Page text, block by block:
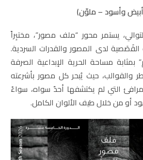
وأسود – ملوّن)
يستمر محور “ملف مصور”، مختبِراً
القَصَصية لدى المصور والقدرات السردية.
بمثابة مساحة الحرية الإبداعية الصرفة
والقوالب، حيث يُبحر كل مصور بأشرعته
التي لم يكتشفها أحدٌ سواه، سواءً
أو من خلال طيف الألوان الكامل.